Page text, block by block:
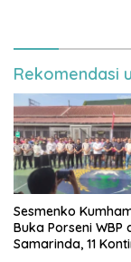
Rekomendasi
Sesmenko
Buka Porseni WBP
Samarinda, 11